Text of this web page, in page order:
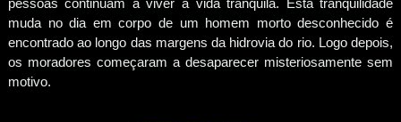
muda no dia em corpo de um homem morto desconhecido é
encontrado ao longo das margens da hidrovia do rio. Logo depois,
os moradores começaram a desaparecer misteriosamente sem
motivo.